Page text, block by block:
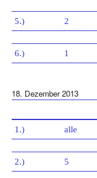
5.) 2
6.) 1
18. Dezember 2013
1.) alle
2.) 5